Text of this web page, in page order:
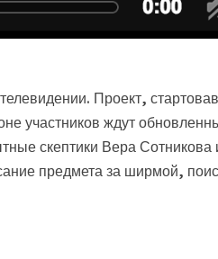
Проект,
участников ждут
скептики Вера Сотникова
предмета за ширмой,